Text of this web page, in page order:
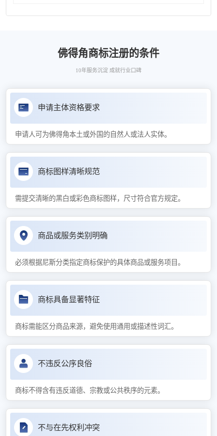
佛得角商标注册的条件
10年服务沉淀 成就行业口碑
申请主体资格要求
申请人可为佛得角本土或外国的自然人或法人实体。
商标图样清晰规范
需提交清晰的黑白或彩色商标图样，尺寸符合官方规定。
商品或服务类别明确
必须根据尼斯分类指定商标保护的具体商品或服务项目。
商标具备显著特征
商标需能区分商品来源，避免使用通用或描述性词汇。
不违反公序良俗
商标不得含有违反道德、宗教或公共秩序的元素。
不与在先权利冲突